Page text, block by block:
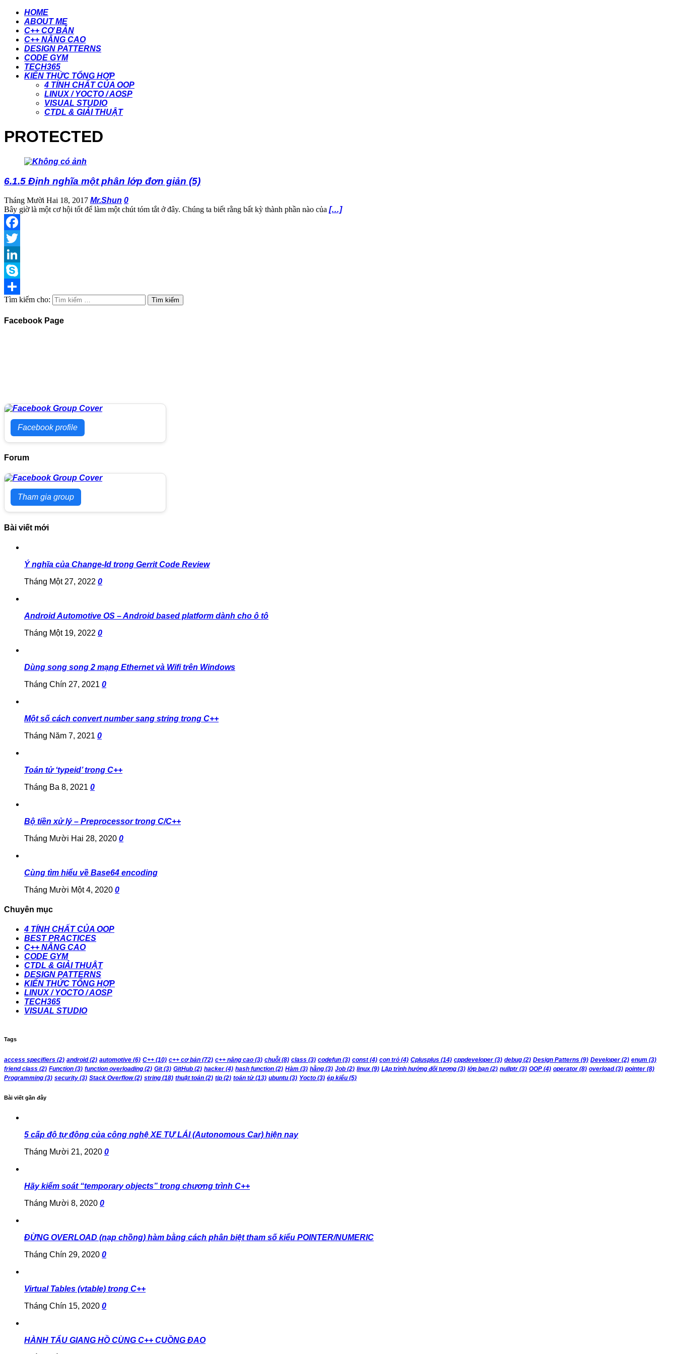
HOME
ABOUT ME
C++ CƠ BẢN
C++ NÂNG CAO
DESIGN PATTERNS
CODE GYM
TECH365
KIẾN THỨC TỔNG HỢP
4 TÍNH CHẤT CỦA OOP
LINUX / YOCTO / AOSP
VISUAL STUDIO
CTDL & GIẢI THUẬT
PROTECTED
6.1.5 Định nghĩa một phân lớp đơn giản (5)
Tháng Mười Hai 18, 2017 Mr.Shun 0
Bây giờ là một cơ hội tốt để làm một chút tóm tắt ở đây. Chúng ta biết rằng bất kỳ thành phần nào của […]
Facebook
Twitter
LinkedIn
Skype
Share
Tìm kiếm cho:
Facebook Page
Facebook profile
Forum
Tham gia group
Bài viết mới
Ý nghĩa của Change-Id trong Gerrit Code Review
Tháng Một 27, 2022 0
Android Automotive OS – Android based platform dành cho ô tô
Tháng Một 19, 2022 0
Dùng song song 2 mạng Ethernet và Wifi trên Windows
Tháng Chín 27, 2021 0
Một số cách convert number sang string trong C++
Tháng Năm 7, 2021 0
Toán tử ‘typeid’ trong C++
Tháng Ba 8, 2021 0
Bộ tiền xử lý – Preprocessor trong C/C++
Tháng Mười Hai 28, 2020 0
Cùng tìm hiểu về Base64 encoding
Tháng Mười Một 4, 2020 0
Chuyên mục
4 TÍNH CHẤT CỦA OOP
BEST PRACTICES
C++ NÂNG CAO
CODE GYM
CTDL & GIẢI THUẬT
DESIGN PATTERNS
KIẾN THỨC TỔNG HỢP
LINUX / YOCTO / AOSP
TECH365
VISUAL STUDIO
Tags
access specifiers (2) android(2) automotive (6) C++ (10) c++ cơ bản (72) c++ nâng cao (3) chuỗi(8) class (3) codefun (3) const(4) con trỏ (4) Cplusplus (14) cppdeveloper(3) debug (2) Design Patterns (9) Developer(2) enum (3)
friend class (2) Function (3) function overloading (2) Git(3) GitHub (2) hacker(4) hash function (2) Hàm (3) hằng (3) Job (2) linux (9) Lập trình hướng đối tượng (3) lớp bạn (2) nullptr(3) OOP (4) operator(8) overload(3) pointer(8)
Programming (3) security (3) Stack Overflow(2) string (18) thuật toán (2) tip (2) toán tử(13) ubuntu (3) Yocto (3) ép kiểu (5)
Bài viết gần đây
5 cấp độ tự động của công nghệ XE TỰ LÁI (Autonomous Car) hiện nay
Tháng Mười 21, 2020 0
Hãy kiểm soát “temporary objects” trong chương trình C++
Tháng Mười 8, 2020 0
ĐỪNG OVERLOAD (nạp chồng) hàm bằng cách phân biệt tham số kiểu POINTER/NUMERIC
Tháng Chín 29, 2020 0
Virtual Tables (vtable) trong C++
Tháng Chín 15, 2020 0
HÀNH TẨU GIANG HỒ CÙNG C++ CUỒNG ĐAO